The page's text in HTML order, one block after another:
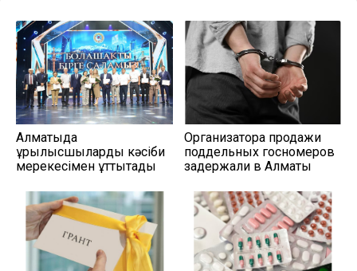
Алматыда
құрылысшыларды кәсіби
мерекесімен құттықтады
Организатора продажи
поддельных госномеров
задержали в Алматы